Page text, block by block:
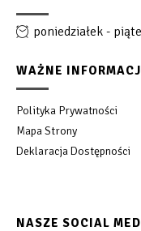
poniedziałek -
WAŻNE
Polityka Prywatności
Mapa Strony
Deklaracja Dostępności
NASZE SOCIAL